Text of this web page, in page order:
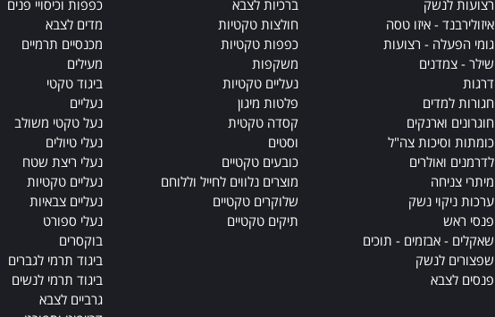
רצועות לנשק
איזולירבנד - איזו טסה
גומי הפעלה - רצועות
שילר - צמדנים
דרגות
חגורות למדים
חוגרונים וארנקים
כומתות וסיכות צה"ל
לדרמנים ואולרים
מיתרי צניחה
ערכות ניקוי נשק
פנסי ראש
שאקלים - אבזמים - תוכים
שפצורים לנשק
פנסים לצבא
ברכיות לצבא
חולצות טקטיות
כפפות טקטיות
משקפות
נעליים טקטיות
פלטות מיגון
קסדה טקטית
וסטים
כובעים טקטיים
מוצרים נלווים לחייל וללוחם
שלוקרים טקטיים
תיקים טקטיים
כפפות וכיסויי פנים
מדים לצבא
מכנסיים תרמיים
מעילים
ביגוד טקטי
נעליים
נעל טקטי משולב
נעלי טיולים
נעלי ריצת שטח
נעליים טקטיות
נעליים צבאיות
נעלי ספורט
בוקסרים
ביגוד תרמי לגברים
ביגוד תרמי לנשים
גרביים לצבא